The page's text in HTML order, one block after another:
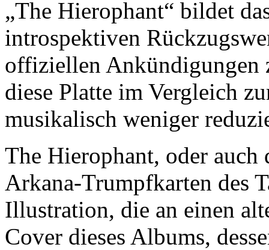
„The Hierophant“ bildet
introspektiven
offiziellen Ankündigungen
diese Platte im Vergleich
musikalisch weniger
The Hierophant, oder auch
Arkana-Trumpfkarten des
Illustration, die an einen
Cover dieses Albums,